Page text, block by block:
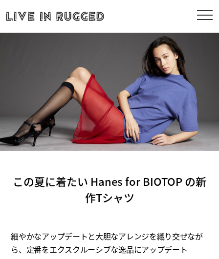
この夏に着たい Hanes for BIOTOP の新
作Tシャツ
細やかなアップデートと大胆なアレンジを織り交ぜなが
ら、定番をエクスクルーシブな逸品にアップデート